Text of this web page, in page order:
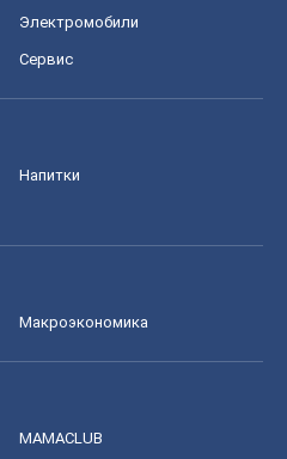
Электромобили
Сервис
Напитки
Mакроэкономика
MAMACLUB